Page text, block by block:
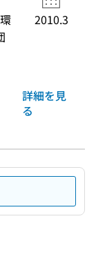
2010.3
詳細を見
る